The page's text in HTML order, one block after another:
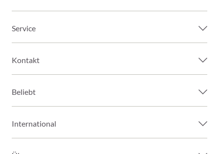
Service
Kontakt
Beliebt
International